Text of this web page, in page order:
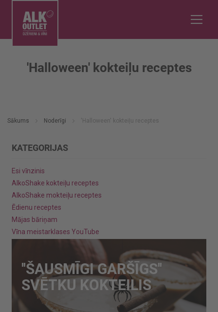
Sākums Noderīgi 'Halloween' kokteiļu receptes
KATEGORIJAS
Esi vīnzinis
AlkoShake kokteiļu receptes
AlkoShake mokteiļu receptes
Ēdienu receptes
Mājas bāriņam
Vīna meistarklases YouTube
'Halloween' kokteiļu receptes
''ŠAUSMĪGI GARŠĪGS''
SVĒTKU KOKTEILIS